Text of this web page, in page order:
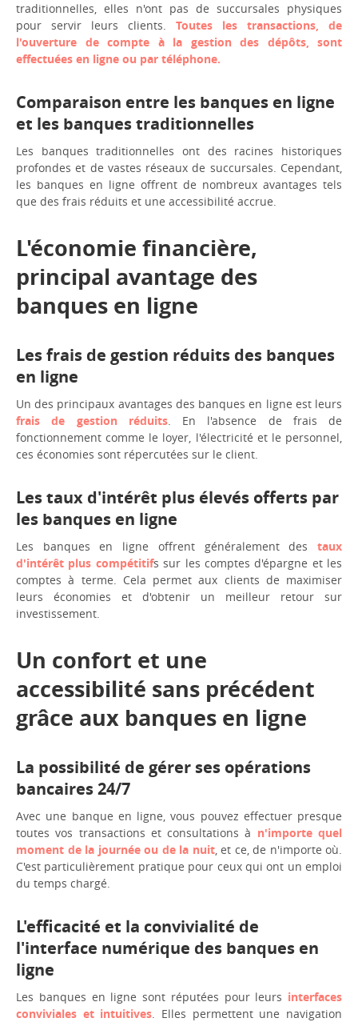
traditionnelles, elles n'ont pas de succursales physiques
pour servir leurs clients. Toutes les transactions, de
l'ouverture de compte à la gestion des dépôts, sont
effectuées en ligne ou par téléphone.
Comparaison entre les banques en ligne
et les banques traditionnelles
Les banques traditionnelles ont des racines historiques
profondes et de vastes réseaux de succursales. Cependant,
les banques en ligne offrent de nombreux avantages tels
que des frais réduits et une accessibilité accrue.
L'économie financière,
principal avantage des
banques en ligne
Les frais de gestion réduits des banques
en ligne
Un des principaux avantages des banques en ligne est leurs
frais de gestion réduits. En l'absence de frais de
fonctionnement comme le loyer, l'électricité et le personnel,
ces économies sont répercutées sur le client.
Les taux d'intérêt plus élevés offerts par
les banques en ligne
Les banques en ligne offrent généralement des taux
d'intérêt plus compétitifs sur les comptes d'épargne et les
comptes à terme. Cela permet aux clients de maximiser
leurs économies et d'obtenir un meilleur retour sur
investissement.
Un confort et une
accessibilité sans précédent
grâce aux banques en ligne
La possibilité de gérer ses opérations
bancaires 24/7
Avec une banque en ligne, vous pouvez effectuer presque
toutes vos transactions et consultations à n'importe quel
moment de la journée ou de la nuit, et ce, de n'importe où.
C'est particulièrement pratique pour ceux qui ont un emploi
du temps chargé.
L'efficacité et la convivialité de
l'interface numérique des banques en
ligne
Les banques en ligne sont réputées pour leurs interfaces
conviviales et intuitives. Elles permettent une navigation